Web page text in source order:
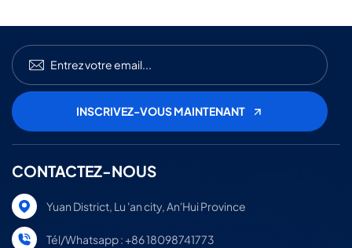
CONTACTEZ-NOUS
Yuan District, Lu 'an city, An'Hui Province
Tél/Whatsapp : +86 18098741773